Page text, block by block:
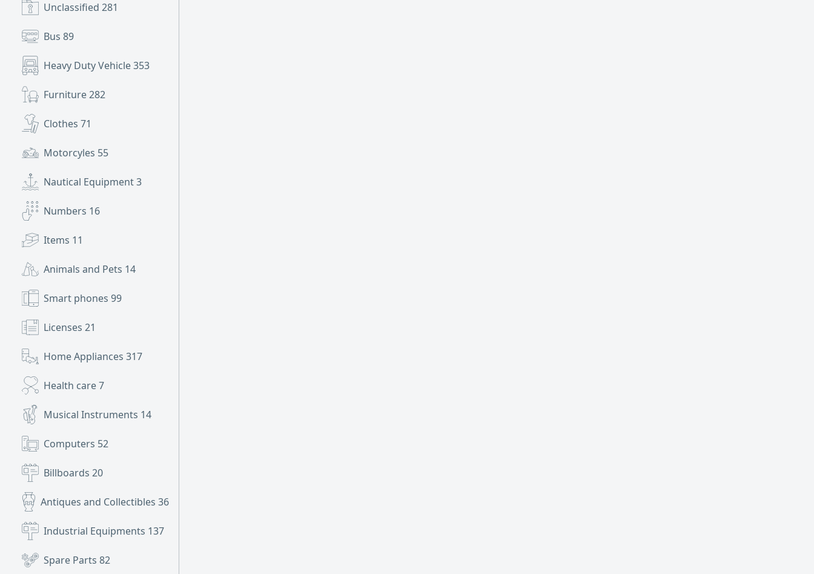
Unclassified 281
Bus 89
Heavy Duty Vehicle353
Furniture282
Clothes 71
Motorcyles 55
Nautical Equipment3
Numbers 16
Items 11
Animals and Pets 14
Smart phones 99
Licenses 21
Home Appliances 317
Health care7
Musical Instruments 14
Computers 52
Billboards 20
Antiques and Collectibles 36
Industrial Equipments 137
Spare Parts 82